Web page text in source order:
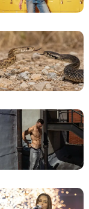
גל
גל
קים
קים
נועה